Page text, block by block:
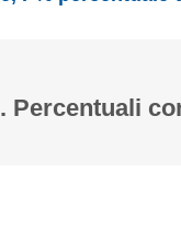
Percentuali